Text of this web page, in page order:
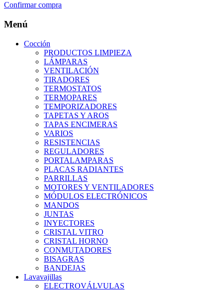
Confirmar compra
Menú
Cocción
PRODUCTOS LIMPIEZA
LÁMPARAS
VENTILACIÓN
TIRADORES
TERMOSTATOS
TERMOPARES
TEMPORIZADORES
TAPETAS Y AROS
TAPAS ENCIMERAS
VARIOS
RESISTENCIAS
REGULADORES
PORTALAMPARAS
PLACAS RADIANTES
PARRILLAS
MOTORES Y VENTILADORES
MÓDULOS ELECTRÓNICOS
MANDOS
JUNTAS
INYECTORES
CRISTAL VITRO
CRISTAL HORNO
CONMUTADORES
BISAGRAS
BANDEJAS
Lavavajillas
ELECTROVÁLVULAS